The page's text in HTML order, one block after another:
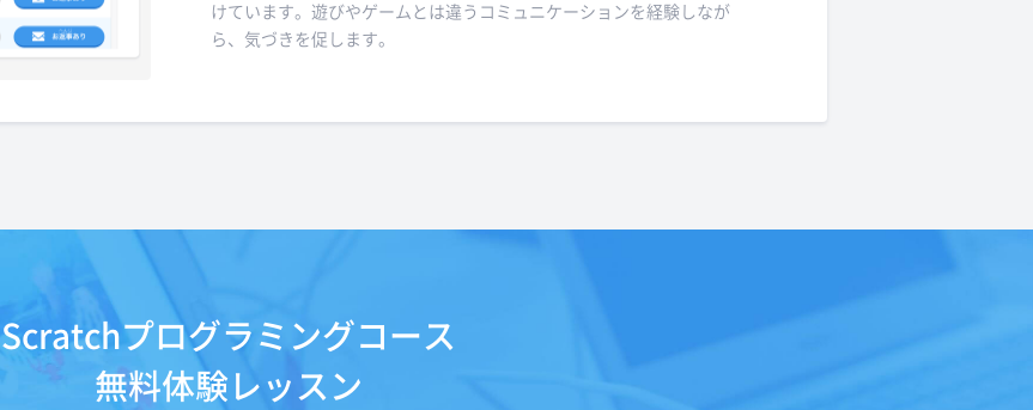
けています。遊びやゲームとは違うコミュニケーションを経験しなが
ら、気づきを促します。
Scratchプログラミングコース
無料体験レッスン